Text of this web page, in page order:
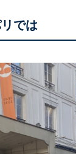
では